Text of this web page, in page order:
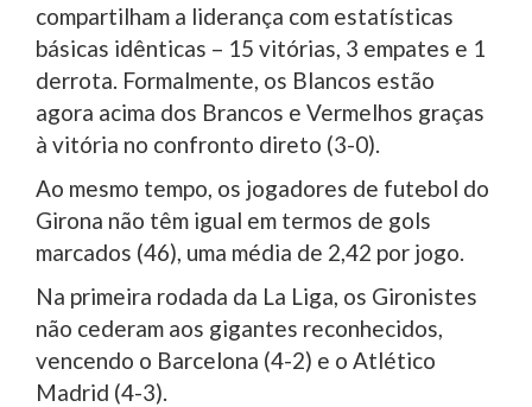
compartilham a liderança com estatísticas
básicas idênticas – 15 vitórias, 3 empates e 1
derrota. Formalmente, os Blancos estão
agora acima dos Brancos e Vermelhos graças
à vitória no confronto direto (3-0).
Ao mesmo tempo, os jogadores de futebol do
Girona não têm igual em termos de gols
marcados (46), uma média de 2,42 por jogo.
Na primeira rodada da La Liga, os Gironistes
não cederam aos gigantes reconhecidos,
vencendo o Barcelona (4-2) e o Atlético
Madrid (4-3).